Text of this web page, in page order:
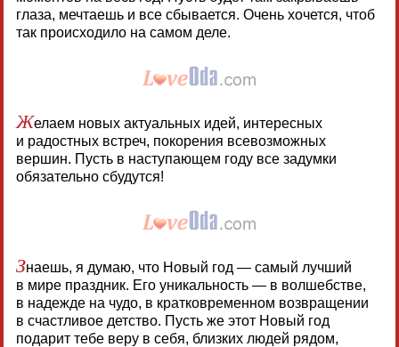
глаза, мечтаешь и все сбывается. Очень хочется, чтоб
так происходило на самом деле.
Желаем новых актуальных идей, интересных
и радостных встреч, покорения всевозможных
вершин. Пусть в наступающем году все задумки
обязательно сбудутся!
Знаешь, я думаю, что Новый год — самый лучший
в мире праздник. Его уникальность — в волшебстве,
в надежде на чудо, в кратковременном возвращении
в счастливое детство. Пусть же этот Новый год
подарит тебе веру в себя, близких людей рядом,